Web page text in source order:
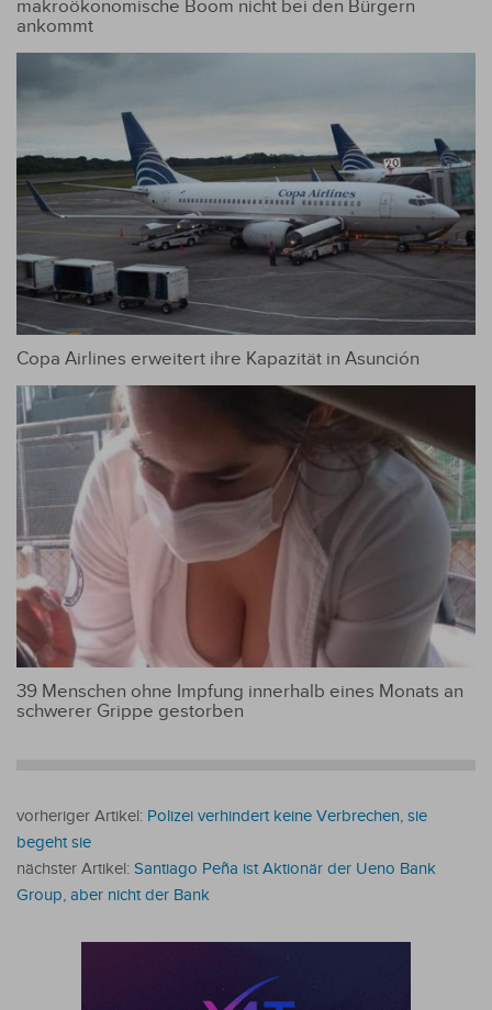
makroökonomische Boom nicht bei den Bürgern
ankommt
Copa Airlines erweitert ihre Kapazität in Asunción
39 Menschen ohne Impfung innerhalb eines Monats an
schwerer Grippe gestorben
vorheriger Artikel: Polizei verhindert keine Verbrechen, sie
begeht sie
nächster Artikel: Santiago Peña ist Aktionär der Ueno Bank
Group, aber nicht der Bank